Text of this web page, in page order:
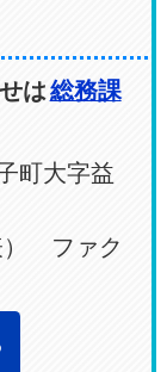
は総務課
町大字益
） ファク